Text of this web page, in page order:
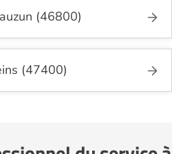
(46800)
(47400)